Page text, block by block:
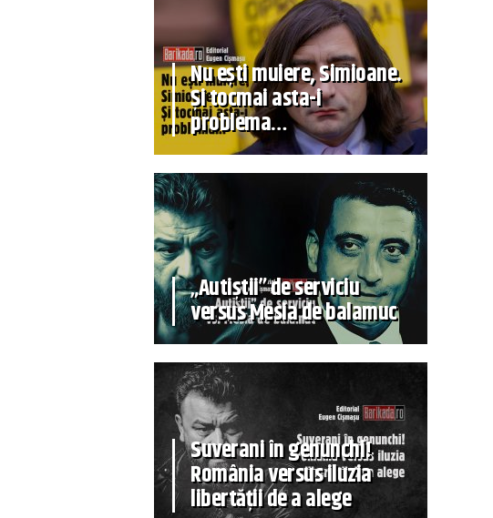
Nu ești muiere, Simioane.
Și tocmai asta-i
problema…
„Autiștii” de serviciu
versus Mesia de balamuc
Suverani în genunchi!
România versus iluzia
libertății de a alege